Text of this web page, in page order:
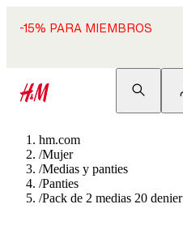
-15% PARA MIEMBROS
hm.com
/Mujer
/Medias y panties
/Panties
/Pack de 2 medias 20 denier